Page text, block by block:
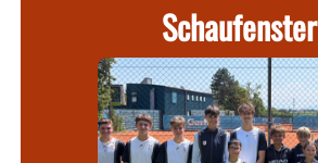
Schaufenster